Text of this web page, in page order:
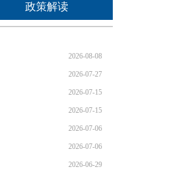
政策解读
2026-08-08
2026-07-27
2026-07-15
2026-07-15
2026-07-06
2026-07-06
2026-06-29